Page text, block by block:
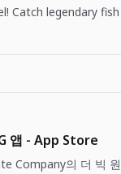
Catch legendary
앱 - App Store
Company의 더 빅